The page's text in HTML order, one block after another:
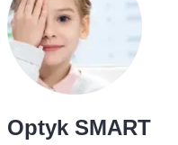
Optyk SMART